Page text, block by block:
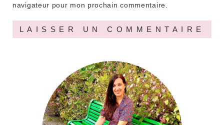
navigateur pour mon prochain commentaire.